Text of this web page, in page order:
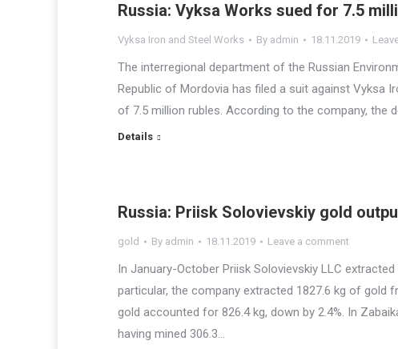
Russia: Vyksa Works sued for 7.5
Vyksa Iron and Steel Works By admin 18.11.2019
The interregional department of the Russian
Republic of Mordovia has filed a suit against Vyksa
of 7.5 million rubles. According to the company, the
Details
Russia: Priisk Solovievskiy gold
gold By admin 18.11.2019 Leave a comment
In January-October Priisk Solovievskiy LLC
particular, the company extracted 1827.6 kg of gold
gold accounted for 826.4 kg, down by 2.4%. In
having mined 306.3…